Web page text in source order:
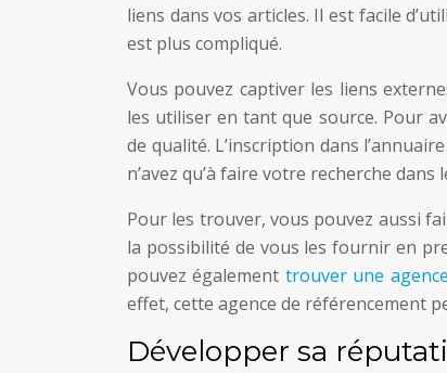
liens dans vos articles. Il est facile
est plus compliqué.
Vous pouvez captiver les liens
les utiliser en tant que source. Pour
de qualité. L’inscription dans
n’avez qu’à faire votre recherche
Pour les trouver, vous pouvez aussi
la possibilité de vous les fournir en
pouvez également trouver une
effet, cette agence de référencement
Développer sa